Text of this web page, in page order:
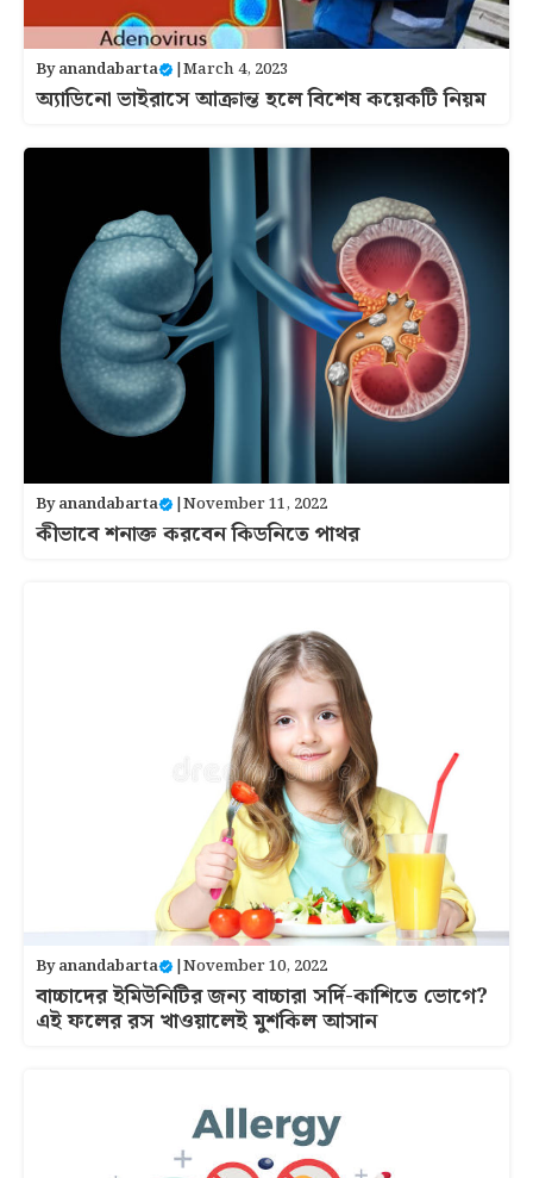
Byanandabarta |March 4, 2023
অ্যাডিনো ভাইরাসে আক্রান্ত হলে বিশেষ কয়েকটি নিয়ম
Byanandabarta |November 11, 2022
কীভাবে শনাক্ত করবেন কিডনিতে পাথর
Byanandabarta |November 10, 2022
বাচ্চাদের ইমিউনিটির জন্য বাচ্চারা সর্দি-কাশিতে ভোগে?
এই ফলের রস খাওয়ালেই মুশকিল আসান